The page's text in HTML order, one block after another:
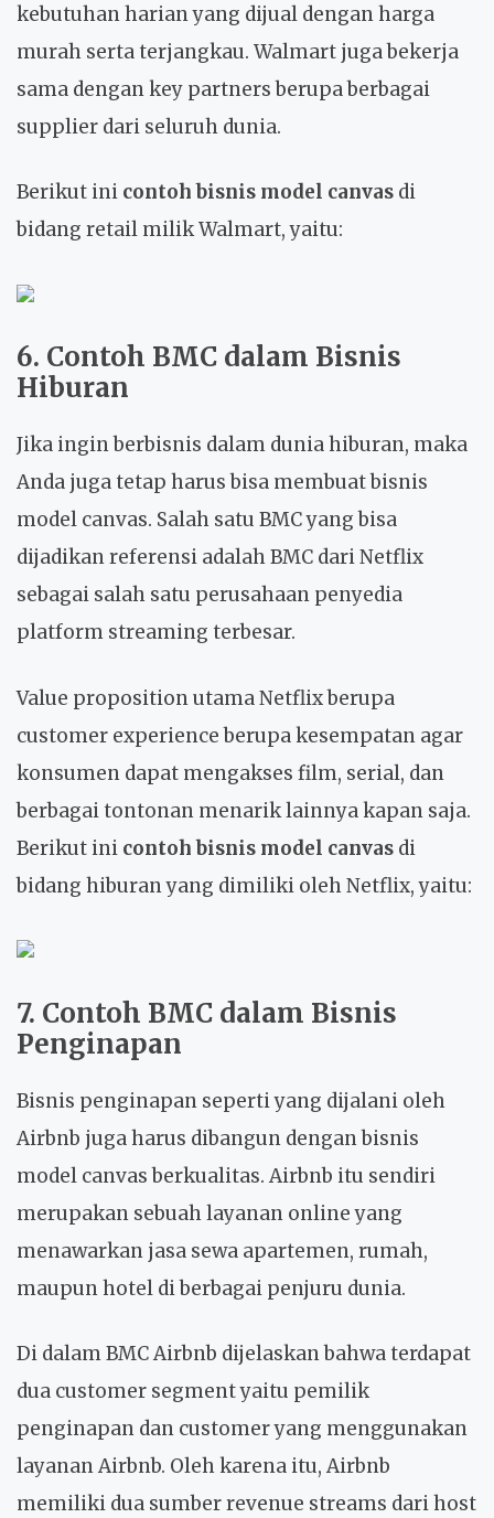
kebutuhan harian yang dijual dengan harga
murah serta terjangkau. Walmart juga bekerja
sama dengan key partners berupa berbagai
supplier dari seluruh dunia.
Berikut ini contoh bisnis model canvas di
bidang retail milik Walmart, yaitu:
6. Contoh BMC dalam Bisnis
Hiburan
Jika ingin berbisnis dalam dunia hiburan, maka
Anda juga tetap harus bisa membuat bisnis
model canvas. Salah satu BMC yang bisa
dijadikan referensi adalah BMC dari Netflix
sebagai salah satu perusahaan penyedia
platform streaming terbesar.
Value proposition utama Netflix berupa
customer experience berupa kesempatan agar
konsumen dapat mengakses film, serial, dan
berbagai tontonan menarik lainnya kapan saja.
Berikut ini contoh bisnis model canvas di
bidang hiburan yang dimiliki oleh Netflix, yaitu:
7. Contoh BMC dalam Bisnis
Penginapan
Bisnis penginapan seperti yang dijalani oleh
Airbnb juga harus dibangun dengan bisnis
model canvas berkualitas. Airbnb itu sendiri
merupakan sebuah layanan online yang
menawarkan jasa sewa apartemen, rumah,
maupun hotel di berbagai penjuru dunia.
Di dalam BMC Airbnb dijelaskan bahwa terdapat
dua customer segment yaitu pemilik
penginapan dan customer yang menggunakan
layanan Airbnb. Oleh karena itu, Airbnb
memiliki dua sumber revenue streams dari host